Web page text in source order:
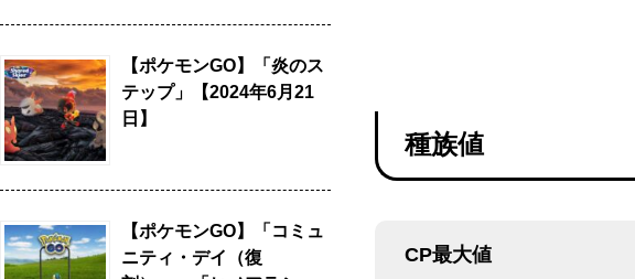
種族値
CP最大値
【ポケモンGO】「炎のス
テップ」【2024年6月21
日】
【ポケモンGO】「コミュ
ニティ・デイ（復